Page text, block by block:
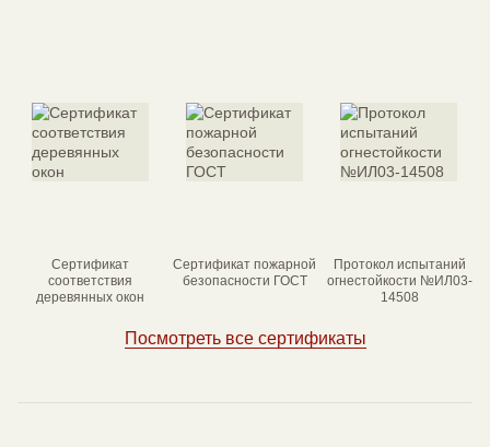
Сертификат
соответствия
деревянных окон
Сертификат пожарной
безопасности ГОСТ
Протокол испытаний
огнестойкости №ИЛ03-
14508
Посмотреть все сертификаты